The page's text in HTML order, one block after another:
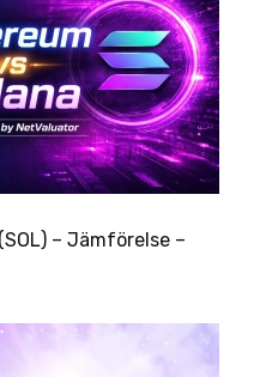
– Jämförelse –